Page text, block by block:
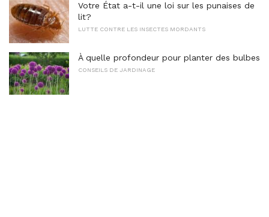
Votre État a-t-il une loi sur les punaises de
lit?
LUTTE CONTRE LES INSECTES MORDANTS
À quelle profondeur pour planter des bulbes
CONSEILS DE JARDINAGE